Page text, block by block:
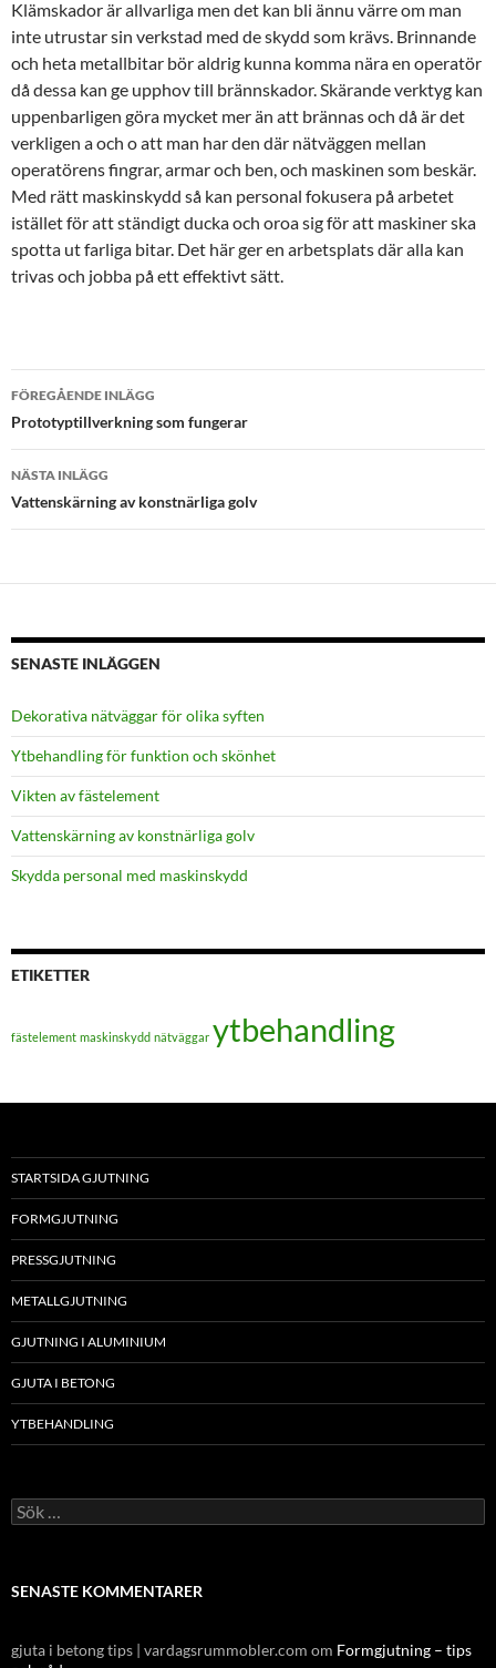
Klämskador är allvarliga men det kan bli ännu värre om man
inte utrustar sin verkstad med de skydd som krävs. Brinnande
och heta metallbitar bör aldrig kunna komma nära en operatör
då dessa kan ge upphov till brännskador. Skärande verktyg kan
uppenbarligen göra mycket mer än att brännas och då är det
verkligen a och o att man har den där nätväggen mellan
operatörens fingrar, armar och ben, och maskinen som beskär.
Med rätt maskinskydd så kan personal fokusera på arbetet
istället för att ständigt ducka och oroa sig för att maskiner ska
spotta ut farliga bitar. Det här ger en arbetsplats där alla kan
trivas och jobba på ett effektivt sätt.
Inläggsnavigering
FÖREGÅENDE INLÄGG
Prototyptillverkning som fungerar
NÄSTA INLÄGG
Vattenskärning av konstnärliga golv
SENASTE INLÄGGEN
Dekorativa nätväggar för olika syften
Ytbehandling för funktion och skönhet
Vikten av fästelement
Vattenskärning av konstnärliga golv
Skydda personal med maskinskydd
ETIKETTER
fästelement maskinskydd nätväggar ytbehandling
STARTSIDA GJUTNING
FORMGJUTNING
PRESSGJUTNING
METALLGJUTNING
GJUTNING I ALUMINIUM
GJUTA I BETONG
YTBEHANDLING
Sök
efter:
SENASTE KOMMENTARER
gjuta i betong tips | vardagsrummobler.com om Formgjutning – tips